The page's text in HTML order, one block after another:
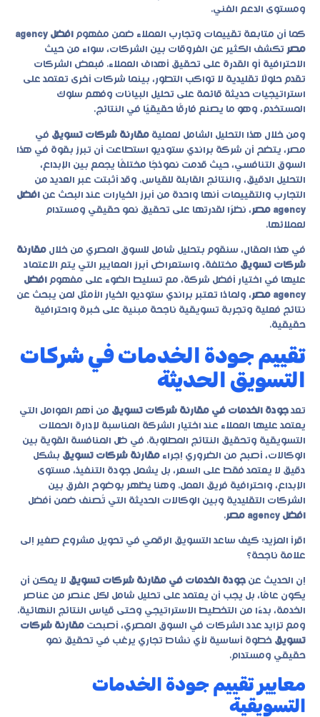
ومستوى الدعم الفني.
كما أن متابعة تقييمات وتجارب العملاء ضمن مفهوم
افضل agency
مصر تكشف الكثير عن الفروقات بين الشركات، سواء من حيث
الاحترافية أو القدرة على تحقيق أهداف العملاء. فبعض الشركات
تقدم حلولًا تقليدية لا تواكب التطور، بينما شركات أخرى تعتمد على
استراتيجيات حديثة قائمة على تحليل البيانات وفهم سلوك
المستخدم، وهو ما يصنع فارقًا حقيقيًا في النتائج.
ومن خلال هذا التحليل الشامل لعملية مقارنة شركات تسويق في
مصر، يتضح أن شركة براندي ستوديو استطاعت أن تبرز بقوة في هذا
السوق التنافسي، حيث قدمت نموذجًا مختلفًا يجمع بين الإبداع،
التحليل الدقيق، والنتائج القابلة للقياس. وقد أثبتت عبر العديد من
التجارب والتقييمات أنها واحدة من أبرز الخيارات عند البحث عن افضل
agency مصر
، نظرًا لقدرتها على تحقيق نمو حقيقي ومستدام
لعملائها.
في هذا المقال، سنقوم بتحليل شامل للسوق المصري من خلال مقارنة
شركات تسويق مختلفة، واستعراض أبرز المعايير التي يتم الاعتماد
عليها في اختيار أفضل شركة، مع تسليط الضوء على مفهوم افضل
agency مصر
، ولماذا تعتبر براندي ستوديو الخيار الأمثل لمن يبحث عن
نتائج فعلية وتجربة تسويقية ناجحة مبنية على خبرة واحترافية
حقيقية.
تقييم جودة الخدمات في شركات
التسويق الحديثة
تعد جودة الخدمات في مقارنة شركات تسويق من أهم العوامل التي
يعتمد عليها العملاء عند اختيار الشركة المناسبة لإدارة الحملات
التسويقية وتحقيق النتائج المطلوبة. في ظل المنافسة القوية بين
الوكالات، أصبح من الضروري إجراء مقارنة شركات تسويق بشكل
دقيق لا يعتمد فقط على السعر، بل يشمل جودة التنفيذ، مستوى
الإبداع، واحترافية فريق العمل. وهنا يظهر بوضوح الفرق بين
الشركات التقليدية وبين الوكالات الحديثة التي تُصنف ضمن أفضل
افضل agency مصر
.
اقرأ المزيد: كيف ساعد التسويق الرقمي في تحويل مشروع صغير إلى
علامة ناجحة؟
إن الحديث عن جودة الخدمات في مقارنة شركات تسويق لا يمكن أن
يكون عامًا، بل يجب أن يعتمد على تحليل شامل لكل عنصر من عناصر
الخدمة، بدءًا من التخطيط الاستراتيجي وحتى قياس النتائج النهائية.
ومع تزايد عدد الشركات في السوق المصري، أصبحت مقارنة شركات
تسويق خطوة أساسية لأي نشاط تجاري يرغب في تحقيق نمو
حقيقي ومستدام.
معايير تقييم جودة الخدمات
التسويقية